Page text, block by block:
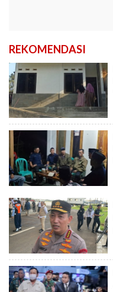
REKOMENDASI